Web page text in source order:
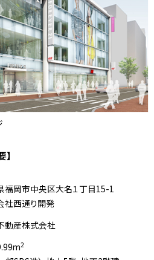
福岡市中央区大名１丁目15-1
社西通り開発
動産株式会社
2